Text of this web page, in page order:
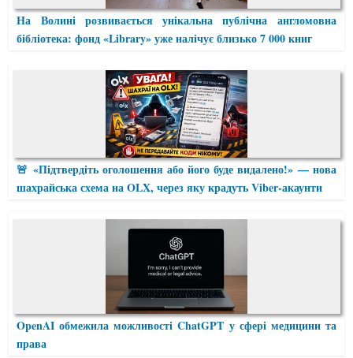
На Волині розвивається унікальна публічна англомовна
бібліотека: фонд «Library» уже налічує близько 7 000 книг
🚨 «Підтвердіть оголошення або його буде видалено!» — нова
шахрайська схема на OLX, через яку крадуть Viber-акаунти
OpenAI обмежила можливості ChatGPT у сфері медицини та
права